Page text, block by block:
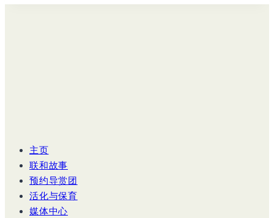
主页
联和故事
预约导赏团
活化与保育
媒体中心